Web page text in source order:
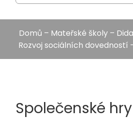
Domů – Mateřské školy –
Rozvoj sociálních dovedností
Společenské hry